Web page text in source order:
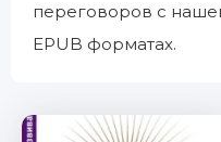
переговоров с
EPUB форматах.